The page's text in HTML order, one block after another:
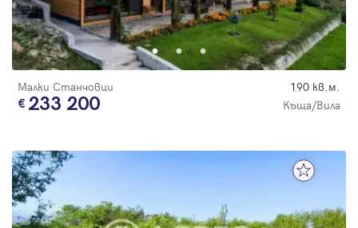
Малки Станчовци 190 кв.м.
233 200 Къща/Вила